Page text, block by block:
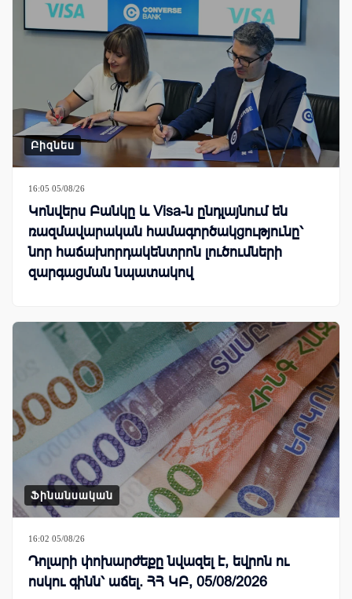
Բիզնես
16:05 05/08/26
Կոնվերս Բանկը և Visa-ն ընդլայնում են
ռազմավարական համագործակցությունը՝
նոր հաճախորդակենտրոն լուծումների
զարգացման նպատակով
Ֆինանսական
16:02 05/08/26
Դոլարի փոխարժեքը նվազել է, եվրոն ու
ոսկու գինն՝ աճել. ՀՀ ԿԲ, 05/08/2026